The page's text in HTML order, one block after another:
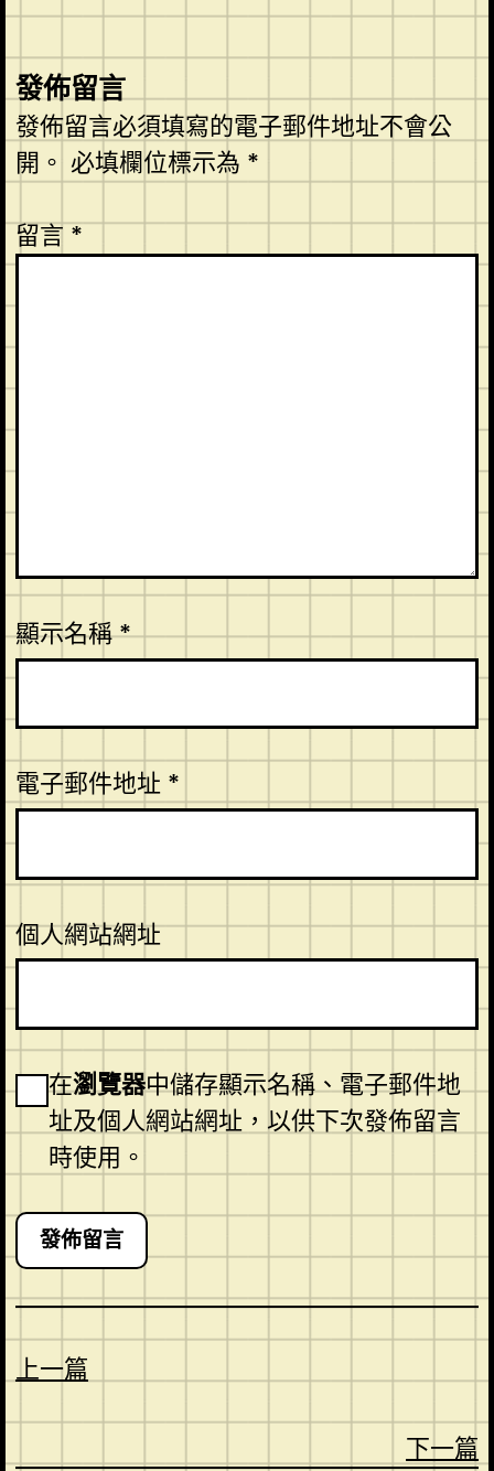
發佈留言
發佈留言必須填寫的電子郵件地址不會公
開。 必填欄位標示為 *
留言*
顯示名稱*
電子郵件地址 *
個人網站網址
在瀏覽器中儲存顯示名稱、電子郵件地
址及個人網站網址，以供下次發佈留言
時使用。
上一篇
下一篇